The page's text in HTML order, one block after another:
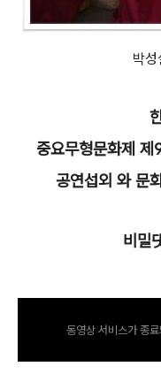
박성
중요무형문화제
공연섭외 와 문
비밀
동영상 서비스가 종